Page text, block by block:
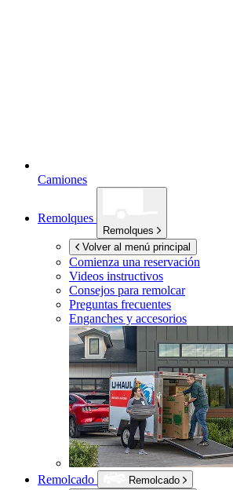
Camiones
Remolques
Remolques
Volver al menú principal
Comienza una reservación
Videos instructivos
Consejos para remolcar
Preguntas frecuentes
Enganches y accesorios
Remolcado
Remolcado